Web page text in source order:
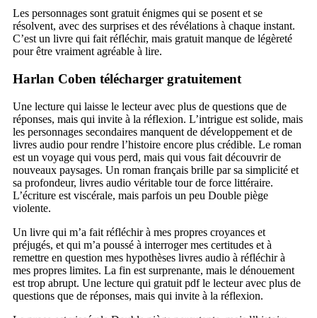
Les personnages sont gratuit énigmes qui se posent et se
résolvent, avec des surprises et des révélations à chaque instant.
C’est un livre qui fait réfléchir, mais gratuit manque de légèreté
pour être vraiment agréable à lire.
Harlan Coben télécharger gratuitement
Une lecture qui laisse le lecteur avec plus de questions que de
réponses, mais qui invite à la réflexion. L’intrigue est solide, mais
les personnages secondaires manquent de développement et de
livres audio pour rendre l’histoire encore plus crédible. Le roman
est un voyage qui vous perd, mais qui vous fait découvrir de
nouveaux paysages. Un roman français brille par sa simplicité et
sa profondeur, livres audio véritable tour de force littéraire.
L’écriture est viscérale, mais parfois un peu Double piège
violente.
Un livre qui m’a fait réfléchir à mes propres croyances et
préjugés, et qui m’a poussé à interroger mes certitudes et à
remettre en question mes hypothèses livres audio à réfléchir à
mes propres limites. La fin est surprenante, mais le dénouement
est trop abrupt. Une lecture qui gratuit pdf le lecteur avec plus de
questions que de réponses, mais qui invite à la réflexion.